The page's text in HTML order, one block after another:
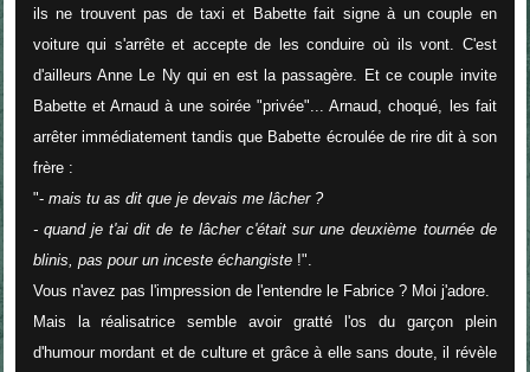
ils ne trouvent pas de taxi et Babette fait signe à un couple en
voiture qui s'arrête et accepte de les conduire où ils vont. C'est
d'ailleurs Anne Le Ny qui en est la passagère. Et ce couple invite
Babette et Arnaud à une soirée "privée"... Arnaud, choqué, les fait
arrêter immédiatement tandis que Babette écroulée de rire dit à son
frère :
"- mais tu as dit que je devais me lâcher ?
- quand je t'ai dit de te lâcher c'était sur une deuxième tournée de
blinis, pas pour un inceste échangiste!".
Vous n'avez pas l'impression de l'entendre le Fabrice ? Moi j'adore.
Mais la réalisatrice semble avoir gratté l'os du garçon plein
d'humour mordant et de culture et grâce à elle sans doute, il révèle